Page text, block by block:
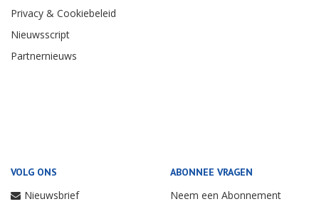
Privacy & Cookiebeleid
Nieuwsscript
Partnernieuws
VOLG ONS
Nieuwsbrief
ABONNEE VRAGEN
Neem een Abonnement